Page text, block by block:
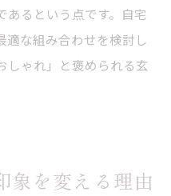
あるという点です。自宅
適な組み合わせを検討し
しゃれ」と褒められる玄
象を変える理由